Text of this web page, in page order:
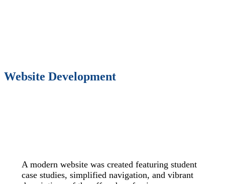
Website Development
A modern website was created featuring student
case studies, simplified navigation, and vibrant